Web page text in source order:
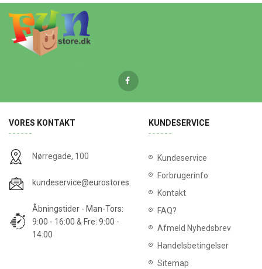
VORES KONTAKT
Nørregade, 100
kundeservice@eurostores.dk
Åbningstider - Man-Tors:
9:00 - 16:00 & Fre: 9:00 -
14:00
KUNDESERVICE
Kundeservice
Forbrugerinfo
Kontakt
FAQ?
Afmeld Nyhedsbrev
Handelsbetingelser
Sitemap